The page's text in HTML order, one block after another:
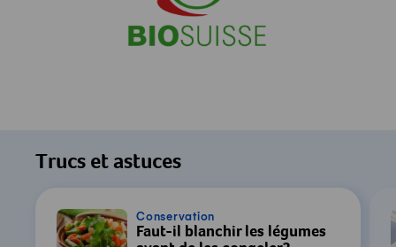
Trucs et astuces
Conservation
Faut-il blanchir les légumes